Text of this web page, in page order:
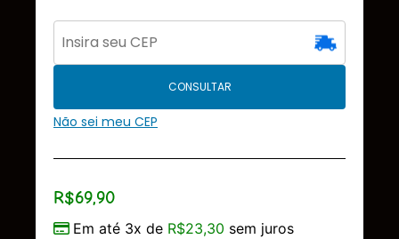
CONSULTAR
Não sei meu CEP
R$69,90
Em até 3x de R$23,30 sem juros